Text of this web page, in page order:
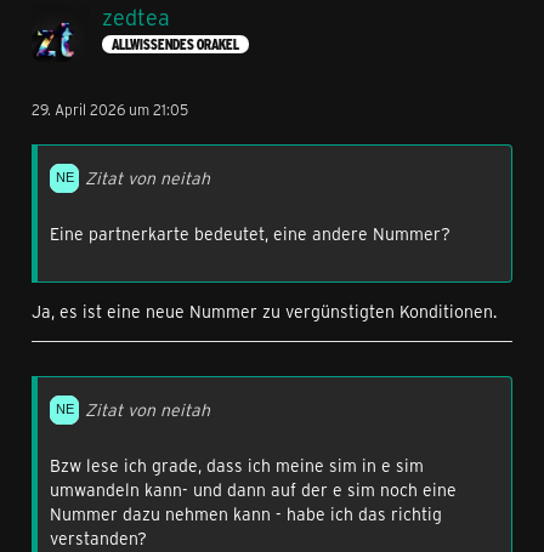
zedtea
ALLWISSENDES ORAKEL
29. April 2026 um 21:05
Zitat von neitah
Eine partnerkarte bedeutet, eine andere Nummer?
Ja, es ist eine neue Nummer zu vergünstigten Konditionen.
Zitat von neitah
Bzw lese ich grade, dass ich meine sim in e sim
umwandeln kann- und dann auf der e sim noch eine
Nummer dazu nehmen kann - habe ich das richtig
verstanden?